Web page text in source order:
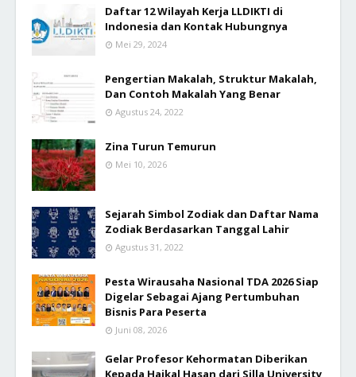
Daftar 12 Wilayah Kerja LLDIKTI di
Indonesia dan Kontak Hubungnya
Mei 29, 2024
Pengertian Makalah, Struktur Makalah,
Dan Contoh Makalah Yang Benar
Agustus 24, 2022
Zina Turun Temurun
Mei 10, 2026
Sejarah Simbol Zodiak dan Daftar Nama
Zodiak Berdasarkan Tanggal Lahir
Agustus 31, 2022
Pesta Wirausaha Nasional TDA 2026 Siap
Digelar Sebagai Ajang Pertumbuhan
Bisnis Para Peserta
Juni 08, 2026
Gelar Profesor Kehormatan Diberikan
Kepada Haikal Hasan dari Silla University